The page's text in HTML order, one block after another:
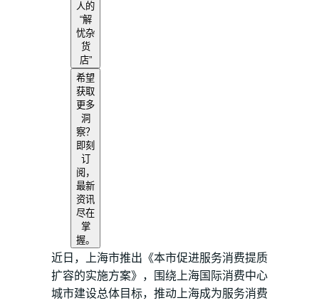
人的
“解
忧杂
货
店”
希望
获取
更多
洞
察？
即刻
订
阅，
最新
资讯
尽在
掌
握。
近日，上海市推出《本市促进服务消费提质
扩容的实施方案》，围绕上海国际消费中心
城市建设总体目标，推动上海成为服务消费